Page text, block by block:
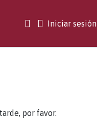
Iniciar sesión
por favor.